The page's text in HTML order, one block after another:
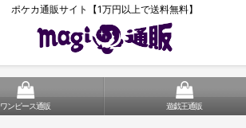
ポケカ通販サイト【1万円以上で送料無料】
ワンピース通販 遊戯王通販